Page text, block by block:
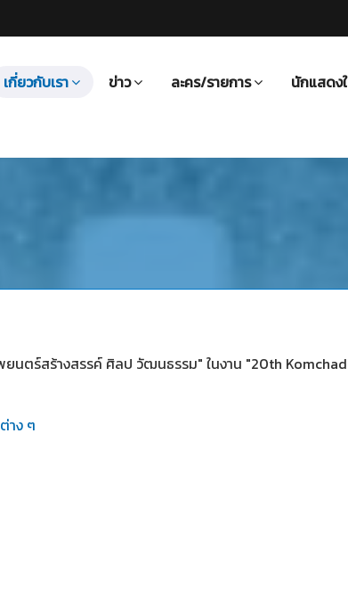
เกี่ยวกับเรา ข่าว ละคร/รายการ นักแสดง
ยนตร์สร้างสรรค์ ศิลป วัฒนธรรม" ในงาน "20th
าง ๆ